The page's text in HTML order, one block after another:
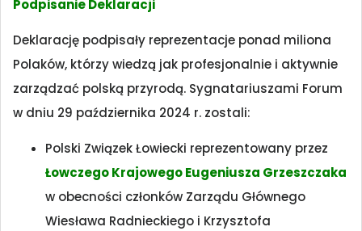
Podpisanie Deklaracji
Deklarację podpisały reprezentacje ponad miliona
Polaków, którzy wiedzą jak profesjonalnie i aktywnie
zarządzać polską przyrodą. Sygnatariuszami Forum
w dniu 29 października 2024 r. zostali:
Polski Związek Łowiecki reprezentowany przez
Łowczego Krajowego Eugeniusza Grzeszczaka
w obecności członków Zarządu Głównego
Wiesława Radnieckiego i Krzysztofa